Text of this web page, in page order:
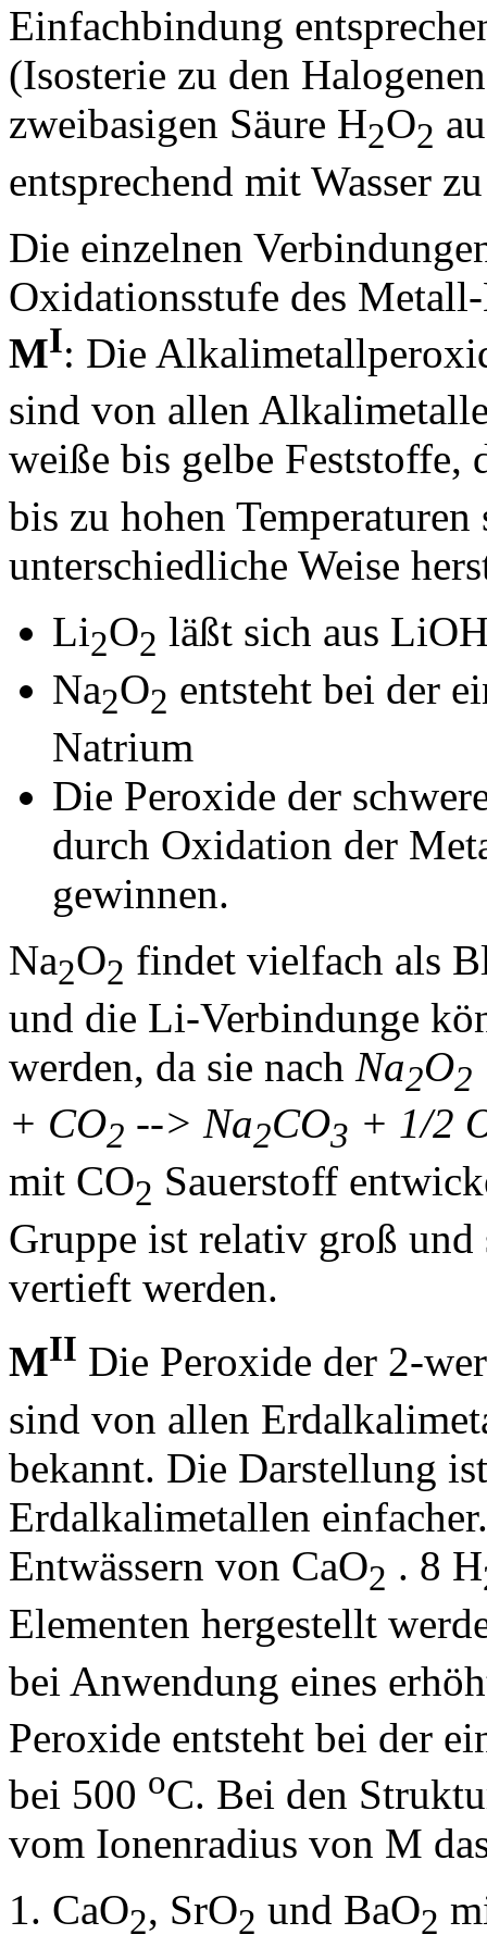
Einfachbindung
(Isosterie zu den
zweibasigen Säure H2O2
entsprechend mit Wasser
Die einzelnen
Oxidationsstufe des
MI: Die
sind von allen
weiße bis gelbe
bis zu hohen
unterschiedliche Weise
Li2O2 läßt sich aus
Na2O2 entsteht bei der
Natrium
Die Peroxide der
durch Oxidation der
gewinnen.
Na2O2 findet vielfach als
und die Li-Verbindunge
werden, da sie nach Na2O2
+ CO2 --> Na2CO3 + 1/2
mit CO2 Sauerstoff
Gruppe ist relativ groß
vertieft werden.
MII Die Peroxide der 2-
sind von allen
bekannt. Die Darstellung
Erdalkalimetallen
Entwässern von CaO2 . 8 H
Elementen hergestellt
bei Anwendung eines
Peroxide entsteht bei der
bei 500 oC. Bei den
vom Ionenradius von M
CaO2, SrO2 und BaO2